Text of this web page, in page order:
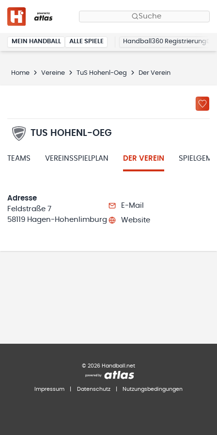
Suche
MEIN HANDBALL ALLE SPIELE Handball360 Registrierung
Home Vereine TuS Hohenl-Oeg Der Verein
TUS HOHENL-OEG
TEAMS VEREINSSPIELPLAN DER VEREIN
Adresse
Feldstraße 7
58119 Hagen-Hohenlimburg
E-Mail
Website
© 2026 Handball.net
Impressum Datenschutz Nutzungsbedingungen